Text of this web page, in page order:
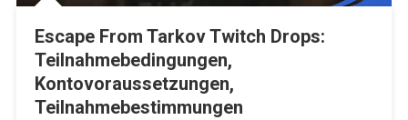
Escape From Tarkov Twitch Drops:
Teilnahmebedingungen,
Kontovoraussetzungen,
Teilnahmebestimmungen